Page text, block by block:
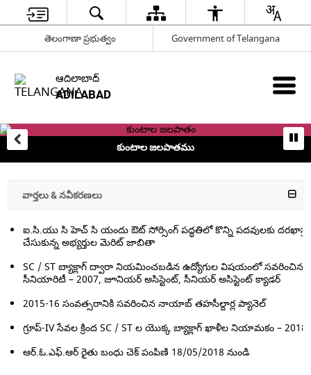
తెలంగాణా ప్రభుత్వం Government of Telangana
ఆదిలాబాద్
ADILABAD
కుంటాల జలపాతము
వార్తలు & నవీకరణలు
ఐ.సి.యు సి హెచ్ సి యందు ఔట్ సోర్సింగ్ పద్ధతిలో కొన్ని పదవులకు దరఖాస్తు
చేసుకున్న అభ్యర్తుల మెరిట్ జాబితా
SC / ST బ్యాక్లాగ్ ద్వారా నియమించబడిన ఉద్యోగుల విషయంలో సవరించిన
సీనియారిటీ – 2007, జూనియర్ అసిస్టెంట్, సీనియర్ అసిస్టెంట్ క్యాడర్
2015-16 సంవత్సరానికి సవరించిన నాయాబ్ తహసీల్దార్ల ప్యానెల్
గ్రూప్-IV సేవల క్రింద SC / ST ల యొక్క బ్యాక్లాగ్ ఖాళీల నియామకం – 2018
ఆర్.ఓ.ఎఫ్.ఆర్ రైతు బంధు చెక్ పంపిణి 18/05/2018 నుండి